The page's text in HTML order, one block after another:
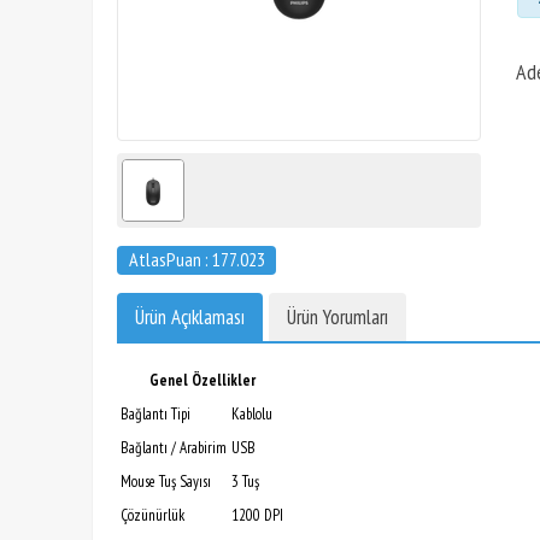
AtlasPuan : 177.023
Ürün Açıklaması Ürün Yorumları
Genel Özellikler
Bağlantı Tipi
Kablolu
Bağlantı / Arabirim USB
Mouse Tuş Sayısı
3 Tuş
Çözünürlük
1200 DPI